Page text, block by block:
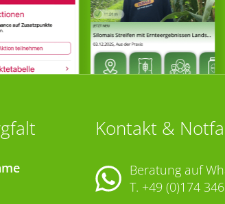
Kontakt &
Beratung auf
T. +49 (0)174